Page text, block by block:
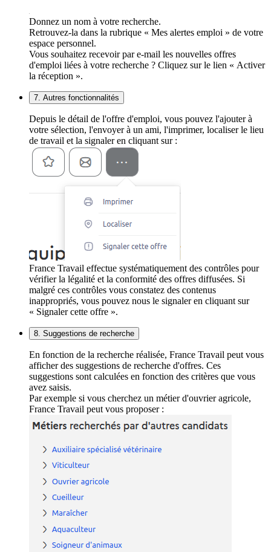
Donnez un nom à votre recherche.
Retrouvez-la dans la rubrique « Mes alertes emploi » de votre
espace personnel.
Vous souhaitez recevoir par e-mail les nouvelles offres
d'emploi liées à votre recherche ? Cliquez sur le lien « Activer
la réception ».
7. Autres fonctionnalités
Depuis le détail de l'offre d'emploi, vous pouvez l'ajouter à
votre sélection, l'envoyer à un ami, l'imprimer, localiser le lieu
de travail et la signaler en cliquant sur :
France Travail effectue systématiquement des contrôles pour
vérifier la légalité et la conformité des offres diffusées. Si
malgré ces contrôles vous constatez des contenus
inappropriés, vous pouvez nous le signaler en cliquant sur
« Signaler cette offre ».
8. Suggestions de recherche
En fonction de la recherche réalisée, France Travail peut vous
afficher des suggestions de recherche d'offres. Ces
suggestions sont calculées en fonction des critères que vous
avez saisis.
Par exemple si vous cherchez un métier d'ouvrier agricole,
France Travail peut vous proposer :